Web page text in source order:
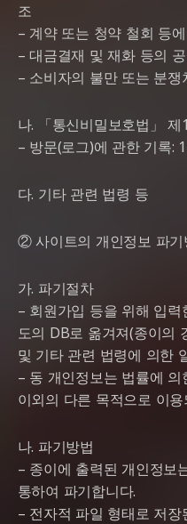
조
– 계약 또는 청약 철회 등
– 대금결재 및 재화 등의
– 소비자의 불만 또는 분
나. 「통신비밀보호법」 제
– 방문(로그)에 관한 기록:
다. 기타 관련 법령 등
② 사이트의 개인정보 파기
가. 파기절차
– 회원가입 등을 위해 입
도의 DB로 옮겨져(종이의
및 기타 관련 법령에 의한
– 동 개인정보는 법률에
이외의 다른 목적으로 이
나. 파기방법
– 종이에 출력된 개인정보
통하여 파기합니다.
– 전자적 파일 형태로 저